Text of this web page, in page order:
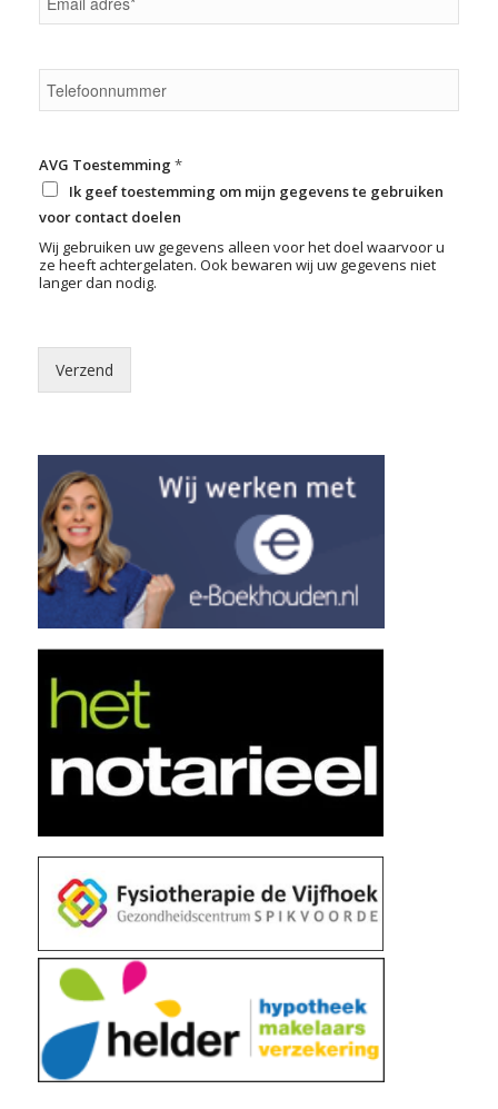
AVG Toestemming *
Ik geef toestemming om mijn gegevens te gebruiken
voor contact doelen
Wij gebruiken uw gegevens alleen voor het doel waarvoor u
ze heeft achtergelaten. Ook bewaren wij uw gegevens niet
langer dan nodig.
Verzend